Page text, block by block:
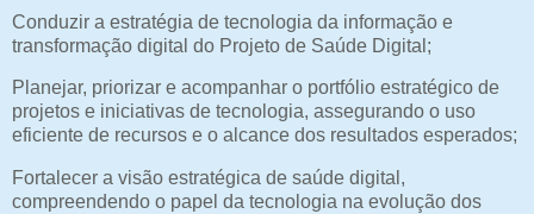
Conduzir a estratégia de tecnologia da informação e
transformação digital do Projeto de Saúde Digital;
Planejar, priorizar e acompanhar o portfólio estratégico de
projetos e iniciativas de tecnologia, assegurando o uso
eficiente de recursos e o alcance dos resultados esperados;
Fortalecer a visão estratégica de saúde digital,
compreendendo o papel da tecnologia na evolução dos